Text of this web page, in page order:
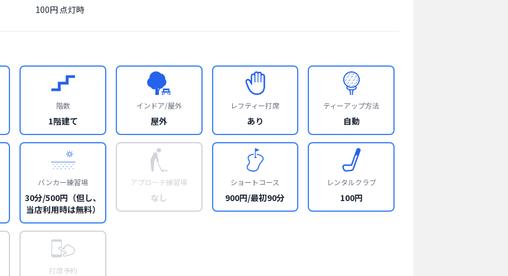
100円 点灯時
階数
1階建て
インドア/屋外
屋外
レフティー打席
あり
ティーアップ方法
自動
バンカー練習場
30分/500円（但し、
当店利用時は無料）
アプローチ練習場
なし
ショートコース
900円/最初90分
レンタルクラブ
100円
打席予約